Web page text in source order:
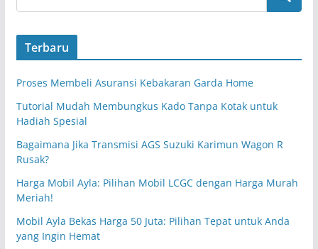
Terbaru
Proses Membeli Asuransi Kebakaran Garda Home
Tutorial Mudah Membungkus Kado Tanpa Kotak untuk
Hadiah Spesial
Bagaimana Jika Transmisi AGS Suzuki Karimun Wagon R
Rusak?
Harga Mobil Ayla: Pilihan Mobil LCGC dengan Harga Murah
Meriah!
Mobil Ayla Bekas Harga 50 Juta: Pilihan Tepat untuk Anda
yang Ingin Hemat